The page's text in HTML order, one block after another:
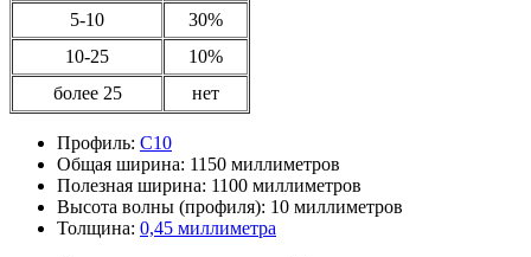
5-10
30%
10-25
10%
более 25
нет
Профиль: С10
Общая ширина: 1150 миллиметров
Полезная ширина: 1100 миллиметров
Высота волны (профиля): 10 миллиметров
Толщина: 0,45 миллиметра